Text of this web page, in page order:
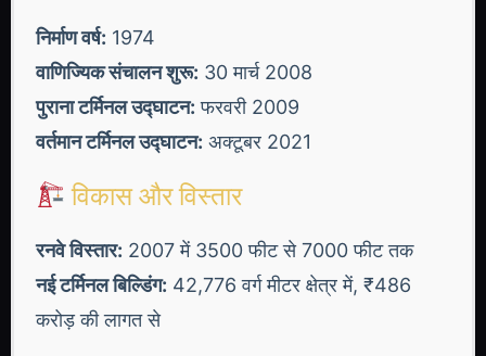
निर्माण वर्ष: 1974
वाणिज्यिक संचालन शुरू: 30 मार्च 2008
पुराना टर्मिनल उद्घाटन: फरवरी 2009
वर्तमान टर्मिनल उद्घाटन: अक्टूबर 2021
विकास और विस्तार
रनवे विस्तार: 2007 में 3500 फीट से 7000 फीट तक
नई टर्मिनल बिल्डिंग: 42,776 वर्ग मीटर क्षेत्र में, ₹486
करोड़ की लागत से